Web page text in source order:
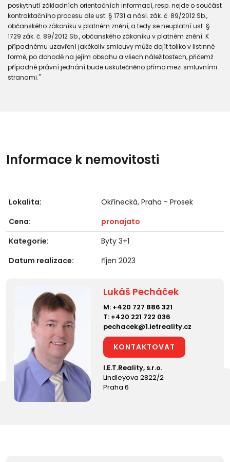
poskytnutí základních orientačních informací, resp. nejde o součást
kontraktačního procesu dle ust. § 1731 a násl. zák. č. 89/2012 Sb.,
občanského zákoníku v platném znění, a tedy se neuplatní ust. §
1729 zák. č. 89/2012 Sb., občanského zákoníku v platném znění. K
případnému uzavření jakékoliv smlouvy může dojít toliko v listinné
formě, po dohodě na jejím obsahu a všech náležitostech, přičemž
případné právní jednání bude uskutečněno přímo mezi smluvními
stranami."
Informace k nemovitosti
Lokalita:
Okřínecká, Praha - Prosek
Cena:
pronajato
Kategorie:
Byty 3+1
Datum realizace:
říjen 2023
Lukáš Pecháček
M: +420 727 886 321
T: +420 221 722 036
pechacek@1.ietreality.cz
KONTAKTOVAT
I.E.T.Reality, s.r.o.
Lindleyova 2822/2
Praha 6